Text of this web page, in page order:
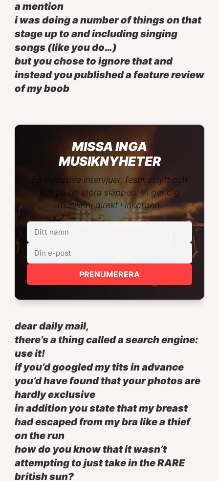
a mention
i was doing a number of things on that
stage up to and including singing
songs (like you do…)
but you chose to ignore that and
instead you published a feature review
of my boob
MISSA INGA
MUSIKNYHETER
Få exklusiva intervjuer, festivalnytt och
koll på de stora släppen. Vi ger dig
musiken, direkt i inkorgen.
PRENUMERERA
dear daily mail,
there’s a thing called a search engine:
use it!
if you’d googled my tits in advance
you’d have found that your photos are
hardly exclusive
in addition you state that my breast
had escaped from my bra like a thief
on the run
how do you know that it wasn’t
attempting to just take in the RARE
british sun?